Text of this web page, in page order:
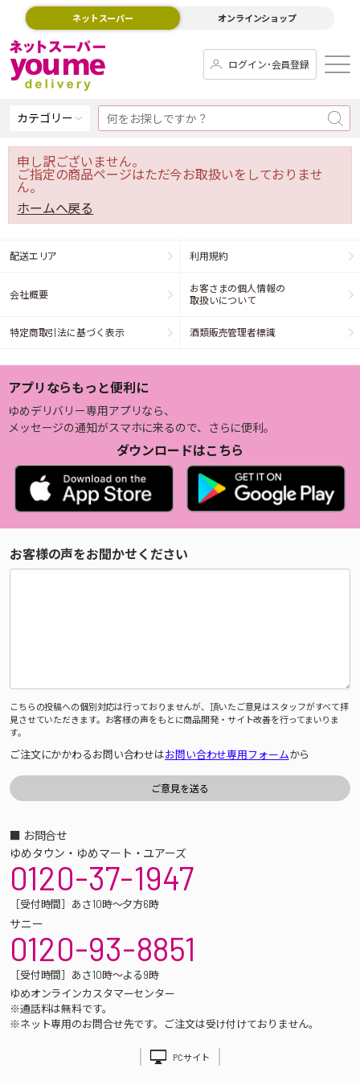
ネットスーパー オンラインショップ
ログイン･会員登録
カテゴリー
申し訳ございません。
ご指定の商品ページはただ今お取扱いをしておりませ
ん。
ホームへ戻る
配送エリア 利用規約
会社概要
お客さまの個人情報の
取扱いについて
特定商取引法に基づく表示 酒類販売管理者標識
アプリならもっと便利に
ゆめデリバリー専用アプリなら、
メッセージの通知がスマホに来るので、さらに便利。
ダウンロードはこちら
お客様の声をお聞かせください
こちらの投稿への個別対応は行っておりませんが、頂いたご意見はスタッフがすべて拝
見させていただきます。お客様の声をもとに商品開発・サイト改善を行ってまいりま
す。
ご注文にかかわるお問い合わせはお問い合わせ専用フォームから
■ お問合せ
ゆめタウン・ゆめマート・ユアーズ
0120-37-1947
［受付時間］あさ10時～夕方6時
サニー
0120-93-8851
［受付時間］あさ10時～よる9時
ゆめオンラインカスタマーセンター
※通話料は無料です。
※ネット専用のお問合せ先です。ご注文は受け付けておりません。
PCサイト